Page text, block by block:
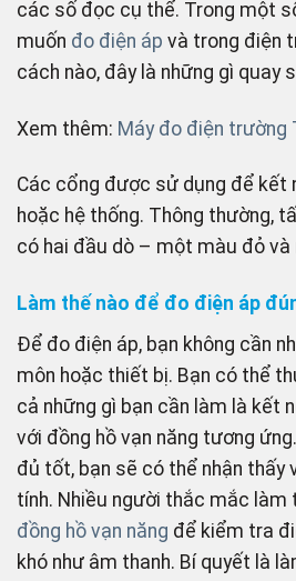
các số đọc cụ thể. Trong một
muốn đo điện áp và trong điện
cách nào, đây là những gì quay
Xem thêm: Máy đo điện trường
Các cổng được sử dụng để kết
hoặc hệ thống. Thông thường,
có hai đầu dò – một màu đỏ
Làm thế nào để đo điện áp
Để đo điện áp, bạn không cần
môn hoặc thiết bị. Bạn có thể
cả những gì bạn cần làm là kết
với đồng hồ vạn năng tương
đủ tốt, bạn sẽ có thể nhận thấy
tính. Nhiều người thắc mắc làm
đồng hồ vạn năng để kiểm tra
khó như âm thanh. Bí quyết là